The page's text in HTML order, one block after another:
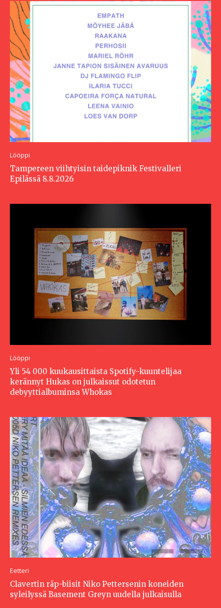
Lööppi
Tampereen viihtyisin taidepiknik Festivalleri
Epilässä 8.8.2026
Lööppi
Yli 54 000 kuukausittaista Spotify-kuuntelijaa
kerännyt Hukas on julkaissut odotetun
debyyttialbuminsa Whokas
Eetteri
Clavertin räp-biisit Niko Pettersenin koneiden
syleilyssä Basement Greyn uudella julkaisulla